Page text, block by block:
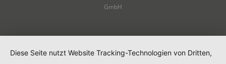
GmbH
Diese Seite nutzt Website Tracking-Technologien von Dritten,